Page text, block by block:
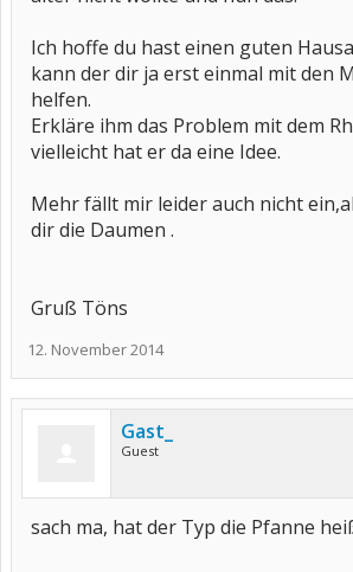
Ich hoffe du hast einen guten
kann der dir ja erst einmal mit den
helfen.
Erkläre ihm das Problem mit dem
vielleicht hat er da eine Idee.
Mehr fällt mir leider auch nicht
dir die Daumen .
Gruß Töns
12. November 2014
Gast_
Guest
sach ma, hat der Typ die Pfanne